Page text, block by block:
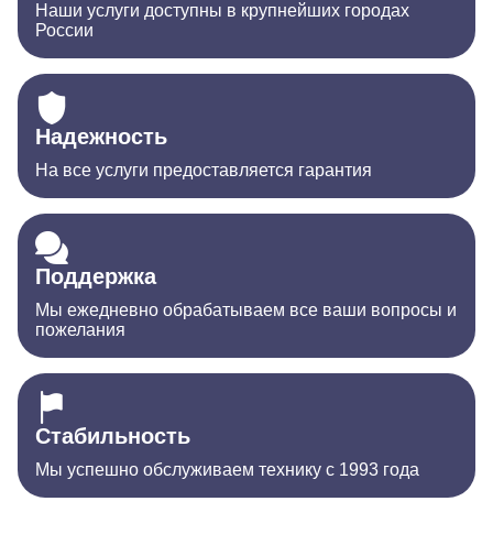
Наши услуги доступны в крупнейших городах
России
Надежность
На все услуги предоставляется гарантия
Поддержка
Мы ежедневно обрабатываем все ваши вопросы и
пожелания
Стабильность
Мы успешно обслуживаем технику с 1993 года